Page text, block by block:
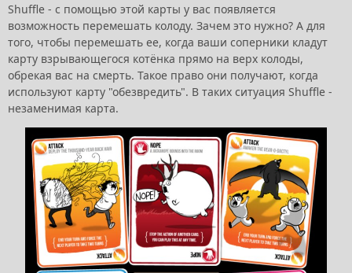
Shuffle - с помощью этой карты у вас появляется
возможность перемешать колоду. Зачем это нужно? А для
того, чтобы перемешать ее, когда ваши соперники кладут
карту взрывающегося котёнка прямо на верх колоды,
обрекая вас на смерть. Такое право они получают, когда
используют карту "обезвредить". В таких ситуация Shuffle -
незаменимая карта.